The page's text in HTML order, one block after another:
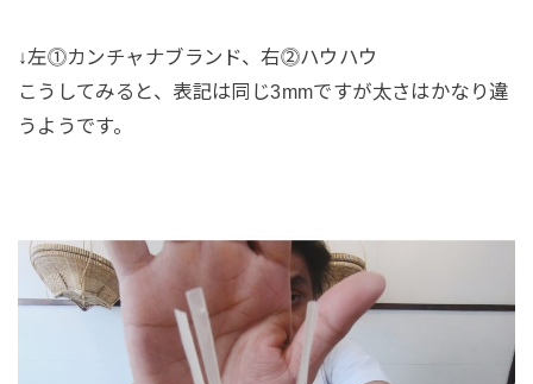
↓左⓵カンチャナブランド、右⓶ハウハウ
こうしてみると、表記は同じ3mmですが太さはかなり違
うようです。